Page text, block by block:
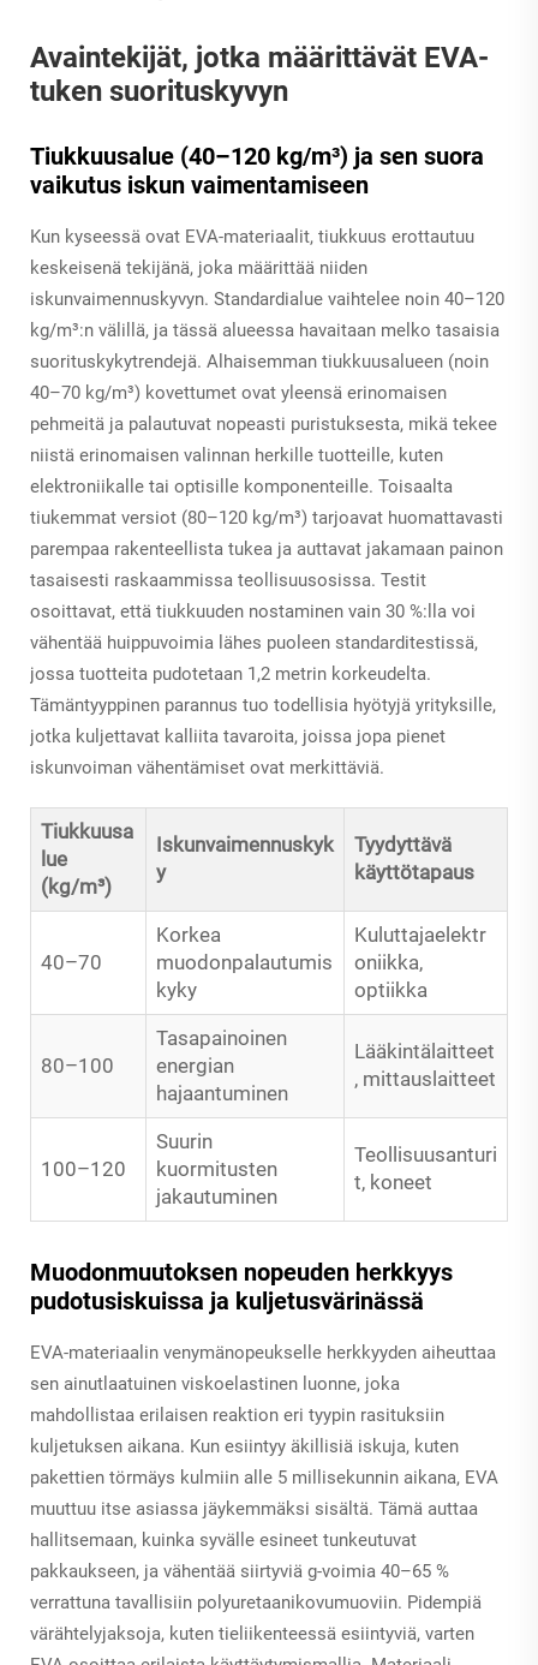
Avaintekijät, jotka määrittävät EVA-
tuken suorituskyvyn
Tiukkuusalue (40–120 kg/m³) ja sen suora
vaikutus iskun vaimentamiseen
Kun kyseessä ovat EVA-materiaalit, tiukkuus erottautuu
keskeisenä tekijänä, joka määrittää niiden
iskunvaimennuskyvyn. Standardialue vaihtelee noin 40–120
kg/m³:n välillä, ja tässä alueessa havaitaan melko tasaisia
suorituskykytrendejä. Alhaisemman tiukkuusalueen (noin
40–70 kg/m³) kovettumet ovat yleensä erinomaisen
pehmeitä ja palautuvat nopeasti puristuksesta, mikä tekee
niistä erinomaisen valinnan herkille tuotteille, kuten
elektroniikalle tai optisille komponenteille. Toisaalta
tiukemmat versiot (80–120 kg/m³) tarjoavat huomattavasti
parempaa rakenteellista tukea ja auttavat jakamaan painon
tasaisesti raskaammissa teollisuusosissa. Testit
osoittavat, että tiukkuuden nostaminen vain 30 %:lla voi
vähentää huippuvoimia lähes puoleen standarditestissä,
jossa tuotteita pudotetaan 1,2 metrin korkeudelta.
Tämäntyyppinen parannus tuo todellisia hyötyjä yrityksille,
jotka kuljettavat kalliita tavaroita, joissa jopa pienet
iskunvoiman vähentämiset ovat merkittäviä.
Tiukkuusa
lue
(kg/m³)
Iskunvaimennuskyk
y
Tyydyttävä
käyttötapaus
40–70
Korkea
muodonpalautumis
kyky
Kuluttajaelektr
oniikka,
optiikka
80–100
Tasapainoinen
energian
hajaantuminen
Lääkintälaitteet
, mittauslaitteet
100–120
Suurin
kuormitusten
jakautuminen
Teollisuusanturi
t, koneet
Muodonmuutoksen nopeuden herkkyys
pudotusiskuissa ja kuljetusvärinässä
EVA-materiaalin venymänopeukselle herkkyyden aiheuttaa
sen ainutlaatuinen viskoelastinen luonne, joka
mahdollistaa erilaisen reaktion eri tyypin rasituksiin
kuljetuksen aikana. Kun esiintyy äkillisiä iskuja, kuten
pakettien törmäys kulmiin alle 5 millisekunnin aikana, EVA
muuttuu itse asiassa jäykemmäksi sisältä. Tämä auttaa
hallitsemaan, kuinka syvälle esineet tunkeutuvat
pakkaukseen, ja vähentää siirtyviä g-voimia 40–65 %
verrattuna tavallisiin polyuretaanikovumuoviin. Pidempiä
värähtelyjaksoja, kuten tieliikenteessä esiintyviä, varten